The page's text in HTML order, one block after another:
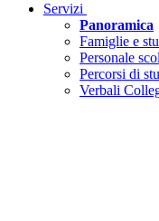
Servizi
Panoramica
Famiglie e
Personale
Percorsi di
Verbali